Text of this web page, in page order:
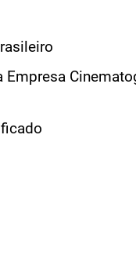
Empresa